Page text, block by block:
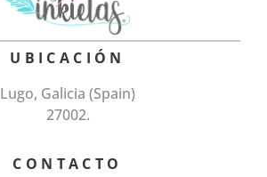
UBICACIÓN
Lugo, Galicia (Spain)
27002.
CONTACTO